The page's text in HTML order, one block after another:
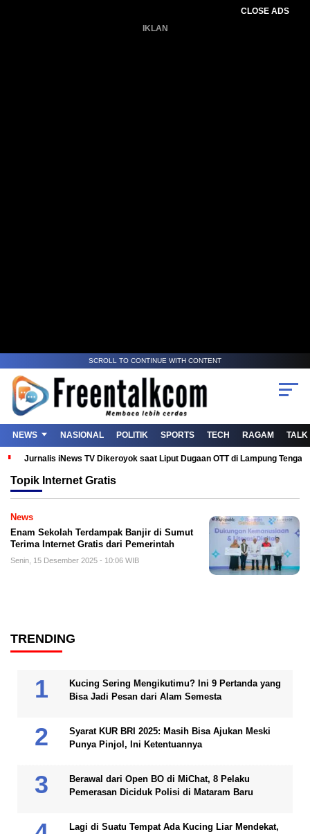
CLOSE ADS
IKLAN
SCROLL TO CONTINUE WITH CONTENT
NEWS NASIONAL POLITIK SPORTS TECH RAGAM TALK
Jurnalis iNews TV Dikeroyok saat Liput Dugaan OTT di Lampung
Topik Internet Gratis
News
Enam Sekolah Terdampak Banjir di Sumut
Terima Internet Gratis dari Pemerintah
Senin, 15 Desember 2025 - 10:06 WIB
TRENDING
Kucing Sering Mengikutimu? Ini 9 Pertanda yang
Bisa Jadi Pesan dari Alam Semesta
Syarat KUR BRI 2025: Masih Bisa Ajukan Meski
Punya Pinjol, Ini Ketentuannya
Berawal dari Open BO di MiChat, 8 Pelaku
Pemerasan Diciduk Polisi di Mataram Baru
Lagi di Suatu Tempat Ada Kucing Liar Mendekat,